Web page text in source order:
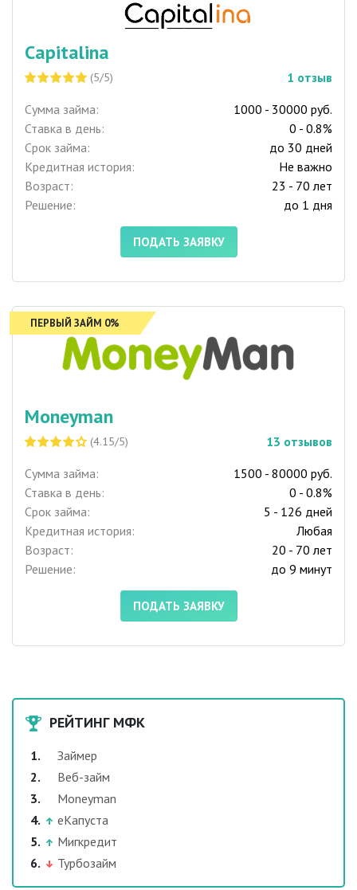
Capitalina
(5/5) 1 отзыв
Сумма займа:
1000 - 30000 руб.
Ставка в день:
0 - 0.8%
Срок займа:
до 30 дней
Кредитная история:
Не важно
Возраст:
23 - 70 лет
Решение:
до 1 дня
ПОДАТЬ ЗАЯВКУ
ПЕРВЫЙ ЗАЙМ 0%
Moneyman
(4.15/5) 13 отзывов
Сумма займа:
1500 - 80000 руб.
Ставка в день:
0 - 0.8%
Срок займа:
5 - 126 дней
Кредитная история:
Любая
Возраст:
20 - 70 лет
Решение:
до 9 минут
ПОДАТЬ ЗАЯВКУ
РЕЙТИНГ МФК
Займер
Веб-займ
Moneyman
еКапуста
Мигкредит
Турбозайм